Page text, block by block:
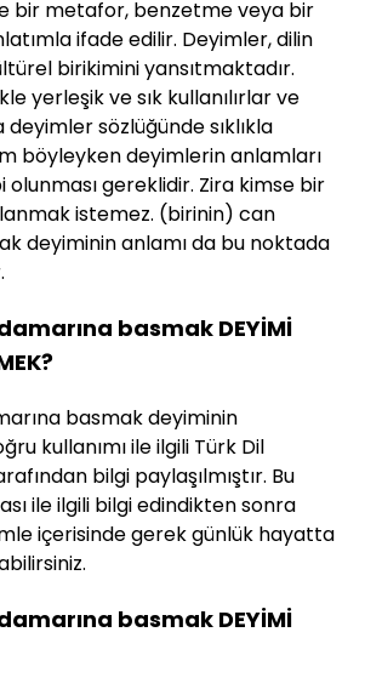
bir metafor, benzetme veya bir
ifade edilir. Deyimler, dilin
birikimini yansıtmaktadır.
yerleşik ve sık kullanılırlar ve
sözlüğünde sıklıkla
böyleyken deyimlerin anlamları
olunması gereklidir. Zira kimse bir
istemez. (birinin) can
deyiminin anlamı da bu noktada
basmak DEYİMİ
basmak deyiminin
kullanımı ile ilgili Türk Dil
bilgi paylaşılmıştır. Bu
ile ilgili bilgi edindikten sonra
içerisinde gerek günlük hayatta
basmak DEYİMİ